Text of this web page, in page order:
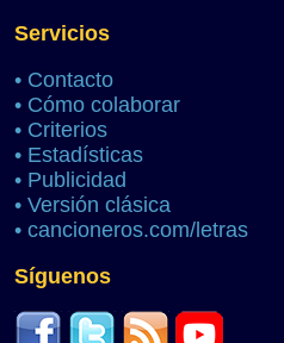
Servicios
• Contacto
• Cómo colaborar
• Criterios
• Estadísticas
• Publicidad
• Versión clásica
• cancioneros.com/letras
Síguenos